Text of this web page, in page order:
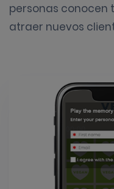
personas conocen
atraer nuevos